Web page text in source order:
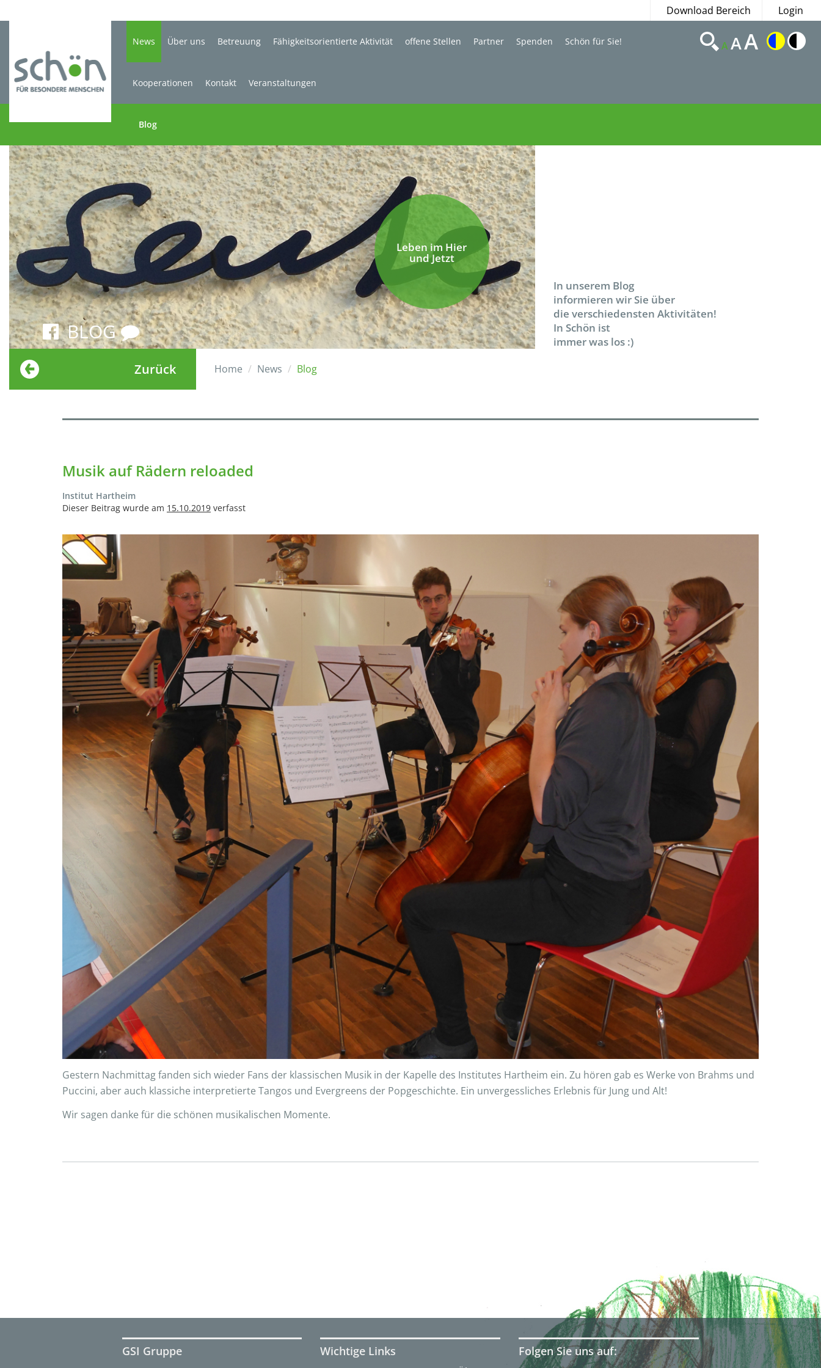
Download Bereich Login
News
Blog
Über uns Betreuung Fähigkeitsorientierte Aktivität offene Stellen Partner Spenden Schön für Sie!
Kooperationen Kontakt Veranstaltungen
AAA
Leben im Hier
und Jetzt
BLOG
In unserem Blog
informieren wir Sie über
die verschiedensten Aktivitäten!
In Schön ist
immer was los :)
Zurück Home News Blog
Musik auf Rädern reloaded
Institut Hartheim
Dieser Beitrag wurde am 15.10.2019 verfasst
Gestern Nachmittag fanden sich wieder Fans der klassischen Musik in der Kapelle des Institutes Hartheim ein. Zu hören gab es Werke von Brahms und
Puccini, aber auch klassiche interpretierte Tangos und Evergreens der Popgeschichte. Ein unvergessliches Erlebnis für Jung und Alt!
Wir sagen danke für die schönen musikalischen Momente.
GSI Gruppe Wichtige Links Folgen Sie uns auf: